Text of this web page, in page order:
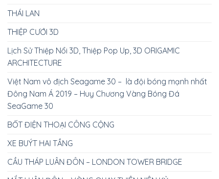
THÁI LAN
THIỆP CƯỚI 3D
Lịch Sử Thiệp Nổi 3D, Thiệp Pop Up, 3D ORIGAMIC
ARCHITECTURE
Việt Nam vô địch Seagame 30 – là đội bóng mạnh nhất
Đông Nam Á 2019 – Huy Chương Vàng Bóng Đá
SeaGame 30
BỐT ĐIỆN THOẠI CÔNG CỘNG
XE BUÝT HAI TẦNG
CẦU THÁP LUÂN ĐÔN – LONDON TOWER BRIDGE